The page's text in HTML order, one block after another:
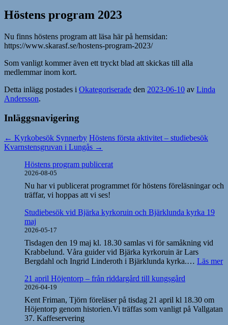
Höstens program 2023
Nu finns höstens program att läsa här på hemsidan:
https://www.skarasf.se/hostens-program-2023/
Som vanligt kommer även ett tryckt blad att skickas till alla
medlemmar inom kort.
Detta inlägg postades i Okategoriserade den 2023-06-10 av Linda
Andersson.
Inläggsnavigering
← Kyrkobesök Synnerby Höstens första aktivitet – studiebesök
Kvarnstensgruvan i Lungås →
Höstens program publicerat
2026-08-05
Nu har vi publicerat programmet för höstens föreläsningar och
träffar, vi hoppas att vi ses!
Studiebesök vid Bjärka kyrkoruin och Bjärklunda kyrka 19
maj
2026-05-17
Tisdagen den 19 maj kl. 18.30 samlas vi för samåkning vid
Krabbelund. Våra guider vid Bjärka kyrkoruin är Lars
Bergdahl och Ingrid Linderoth i Bjärklunda kyrka.… Läs mer:
21 april Höjentorp – från riddargård till kungsgård
2026-04-19
Kent Friman, Tjörn föreläser på tisdag 21 april kl 18.30 om
Höjentorp genom historien.Vi träffas som vanligt på Vallgatan
37. Kaffeservering